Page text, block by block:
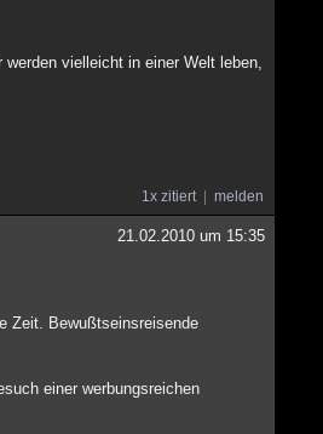
vielleicht in einer Welt leben,
1x zitiert melden
21.02.2010 um 15:35
Zeit. Bewußtseinsreisende
einer werbungsreichen